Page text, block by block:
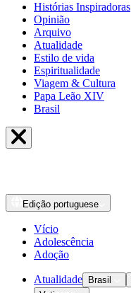
Histórias Inspiradoras
Opinião
Arquivo
Atualidade
Estilo de vida
Espiritualidade
Viagem & Cultura
Papa Leão XIV
Brasil
Edição portuguese
Vício
Adolescência
Adoção
Atualidade Brasil